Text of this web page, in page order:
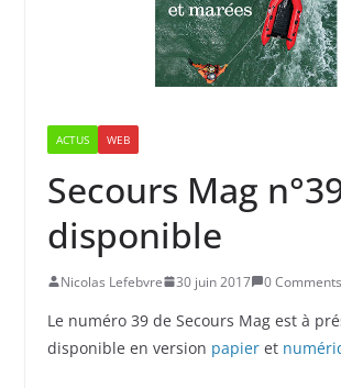
ACTUS WEB
Secours Mag
disponible
Nicolas Lefebvre 30 juin 2017 0 Comments
Le numéro 39 de Secours Mag est à
disponible en version papieret